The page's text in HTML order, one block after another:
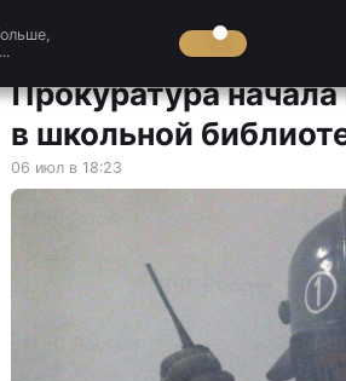
Прокуратура
в школьной
06 июл в 18:23